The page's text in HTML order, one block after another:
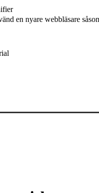
en nyare webbläsare